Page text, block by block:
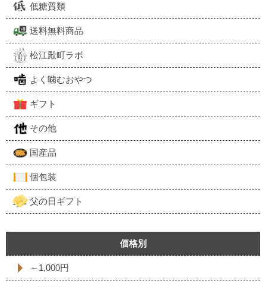
低糖質類
送料無料商品
松江殿町ラボ
よく噛むおやつ
ギフト
その他
国産品
個包装
父の日ギフト
価格別
～1,000円